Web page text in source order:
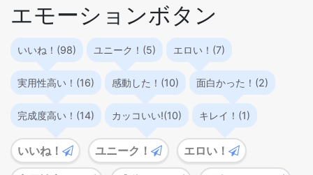
エモーションボタン
いいね！(98) ユニーク！(5) エロい！(7)
実用性高い！(16) 感動した！(10) 面白かった！(2)
完成度高い！(14) カッコいい!(10) キレイ！(1)
いいね！ ユニーク！ エロい！